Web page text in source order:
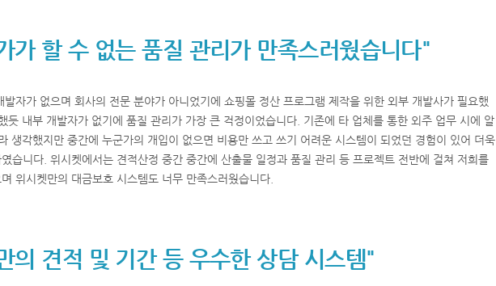
가 할 수 없는 품질 관리가 만족스러웠습니다"
발자가 없으며 회사의 전문 분야가 아니었기에 쇼핑몰 정산 프로그램 제작을 위한 외부 개발사가 필요했
듯 내부 개발자가 없기에 품질 관리가 가장 큰 걱정이었습니다. 기존에 타 업체를 통한 외주 업무 시에 알
생각했지만 중간에 누군가의 개입이 없으면 비용만 쓰고 쓰기 어려운 시스템이 되었던 경험이 있어 더욱
습니다. 위시켓에서는 견적산정 중간 중간에 산출물 일정과 품질 관리 등 프로젝트 전반에 걸쳐 저희를
위시켓만의 대금보호 시스템도 너무 만족스러웠습니다.
의 견적 및 기간 등 우수한 상담 시스템"